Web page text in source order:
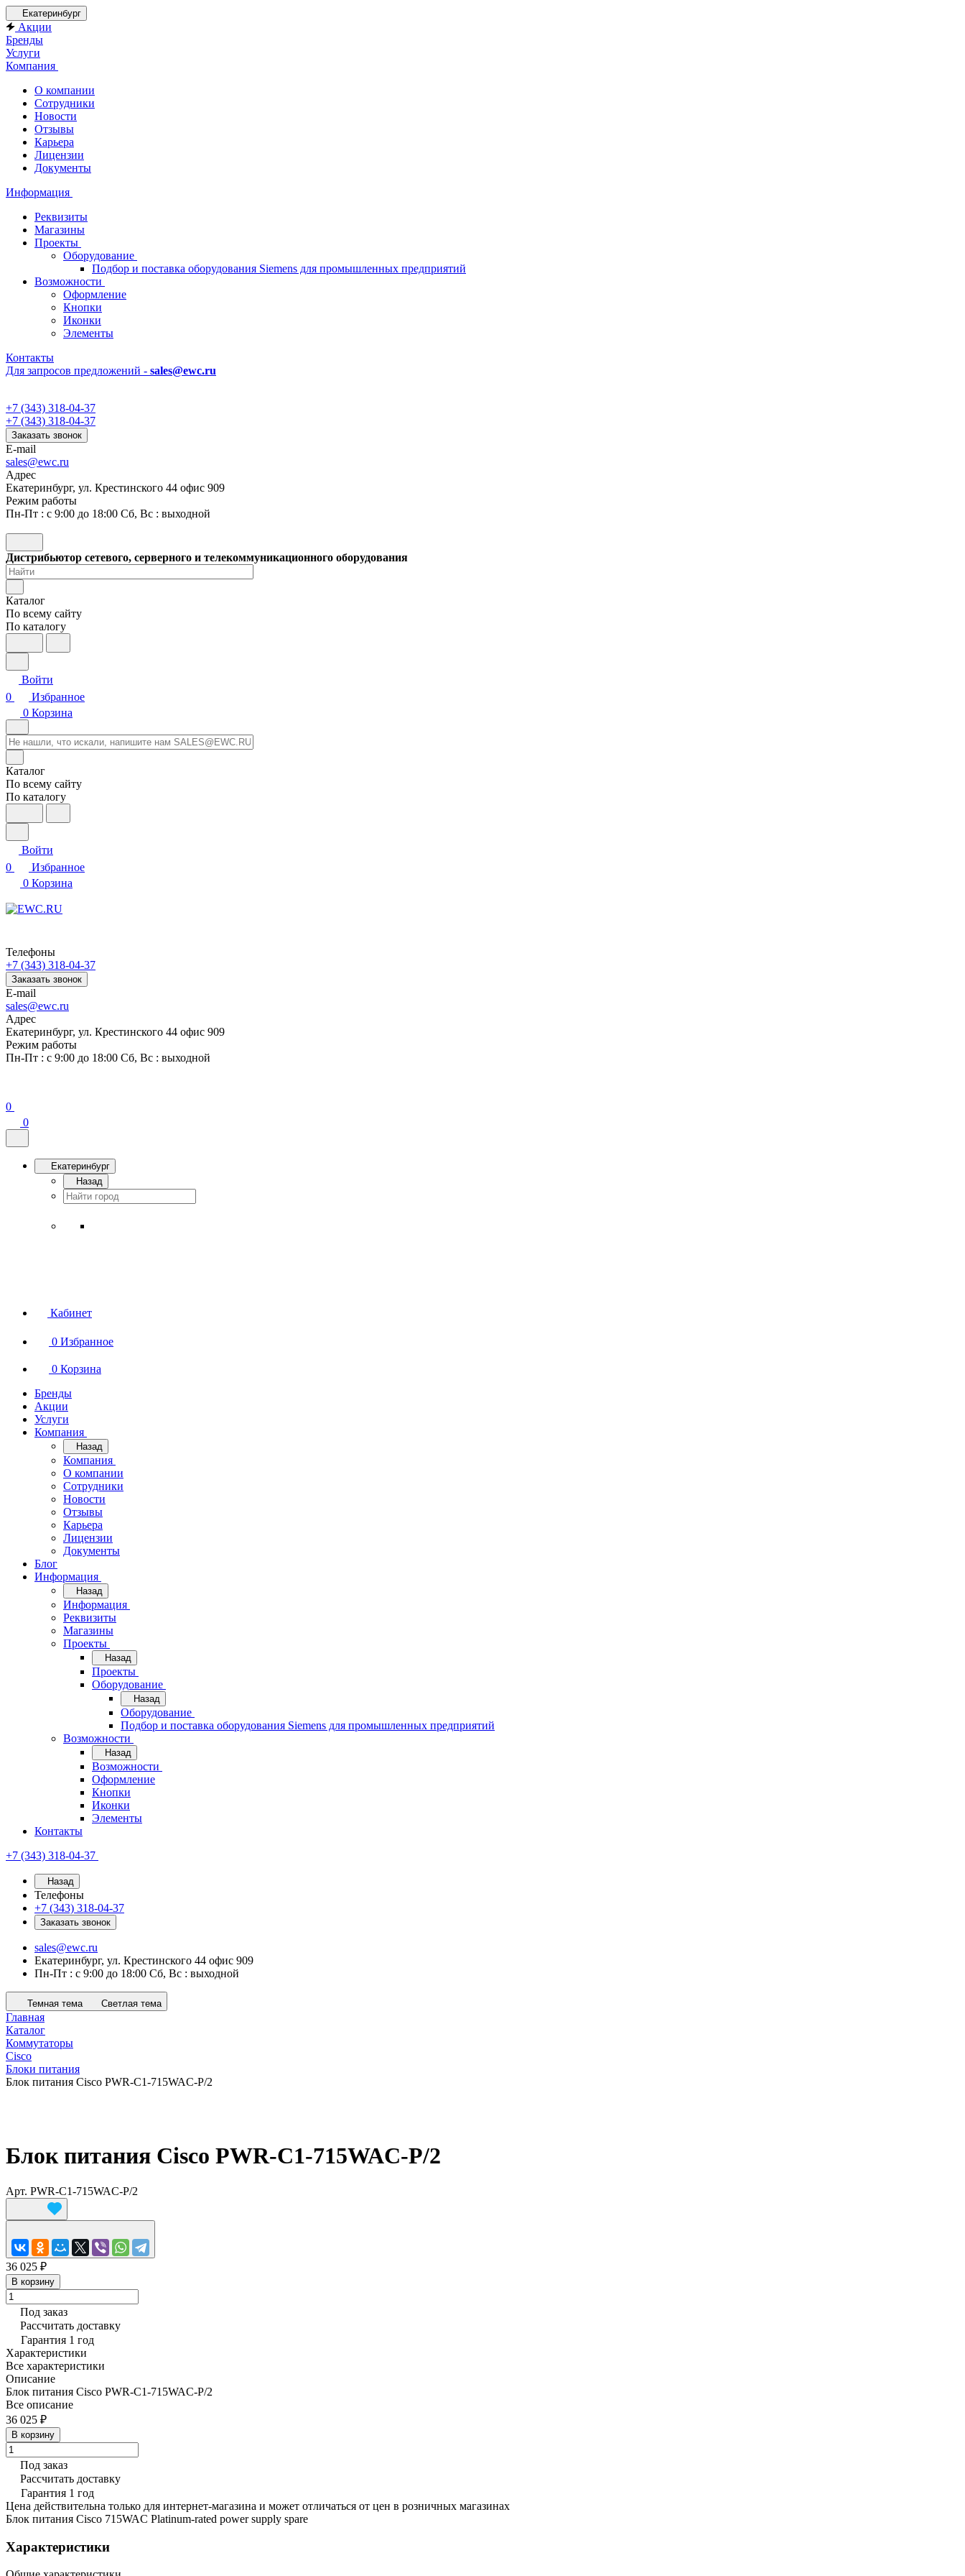
Екатеринбург
Акции
Бренды
Услуги
Компания
О компании
Сотрудники
Новости
Отзывы
Карьера
Лицензии
Документы
Информация
Реквизиты
Магазины
Проекты
Оборудование
Подбор и поставка оборудования Siemens для промышленных предприятий
Возможности
Оформление
Кнопки
Иконки
Элементы
Контакты
Для запросов предложений - sales@ewc.ru
+7 (343) 318-04-37
+7 (343) 318-04-37
Заказать звонок
E-mail
sales@ewc.ru
Адрес
Екатеринбург, ул. Крестинского 44 офис 909
Режим работы
Пн-Пт : с 9:00 до 18:00 Сб, Вс : выходной
Дистрибьютор сетевого, серверного и телекоммуникационного оборудования
Каталог
По всему сайту
По каталогу
Войти
0
Избранное
0 Корзина
Каталог
По всему сайту
По каталогу
Войти
0
Избранное
0 Корзина
Телефоны
+7 (343) 318-04-37
Заказать звонок
E-mail
sales@ewc.ru
Адрес
Екатеринбург, ул. Крестинского 44 офис 909
Режим работы
Пн-Пт : с 9:00 до 18:00 Сб, Вс : выходной
0
0
Екатеринбург
Назад
Кабинет
0 Избранное
0 Корзина
Бренды
Акции
Услуги
Компания
Назад
Компания
О компании
Сотрудники
Новости
Отзывы
Карьера
Лицензии
Документы
Блог
Информация
Назад
Информация
Реквизиты
Магазины
Проекты
Назад
Проекты
Оборудование
Назад
Оборудование
Подбор и поставка оборудования Siemens для промышленных предприятий
Возможности
Назад
Возможности
Оформление
Кнопки
Иконки
Элементы
Контакты
+7 (343) 318-04-37
Назад
Телефоны
+7 (343) 318-04-37
Заказать звонок
sales@ewc.ru
Екатеринбург, ул. Крестинского 44 офис 909
Пн-Пт : с 9:00 до 18:00 Сб, Вс : выходной
Темная тема Светлая тема
Главная
Каталог
Коммутаторы
Cisco
Блоки питания
Блок питания Cisco PWR-C1-715WAC-P/2
Блок питания Cisco PWR-C1-715WAC-P/2
Арт. PWR-C1-715WAC-P/2
36 025 ₽
В корзину
Под заказ
Рассчитать доставку
Гарантия 1 год
Характеристики
Все характеристики
Описание
Блок питания Cisco PWR-C1-715WAC-P/2
Все описание
36 025 ₽
В корзину
Под заказ
Рассчитать доставку
Гарантия 1 год
Цена действительна только для интернет-магазина и может отличаться от цен в розничных магазинах
Блок питания Cisco 715WAC Platinum-rated power supply spare
Характеристики